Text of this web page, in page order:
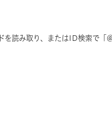
を読み取り、またはID検索で「